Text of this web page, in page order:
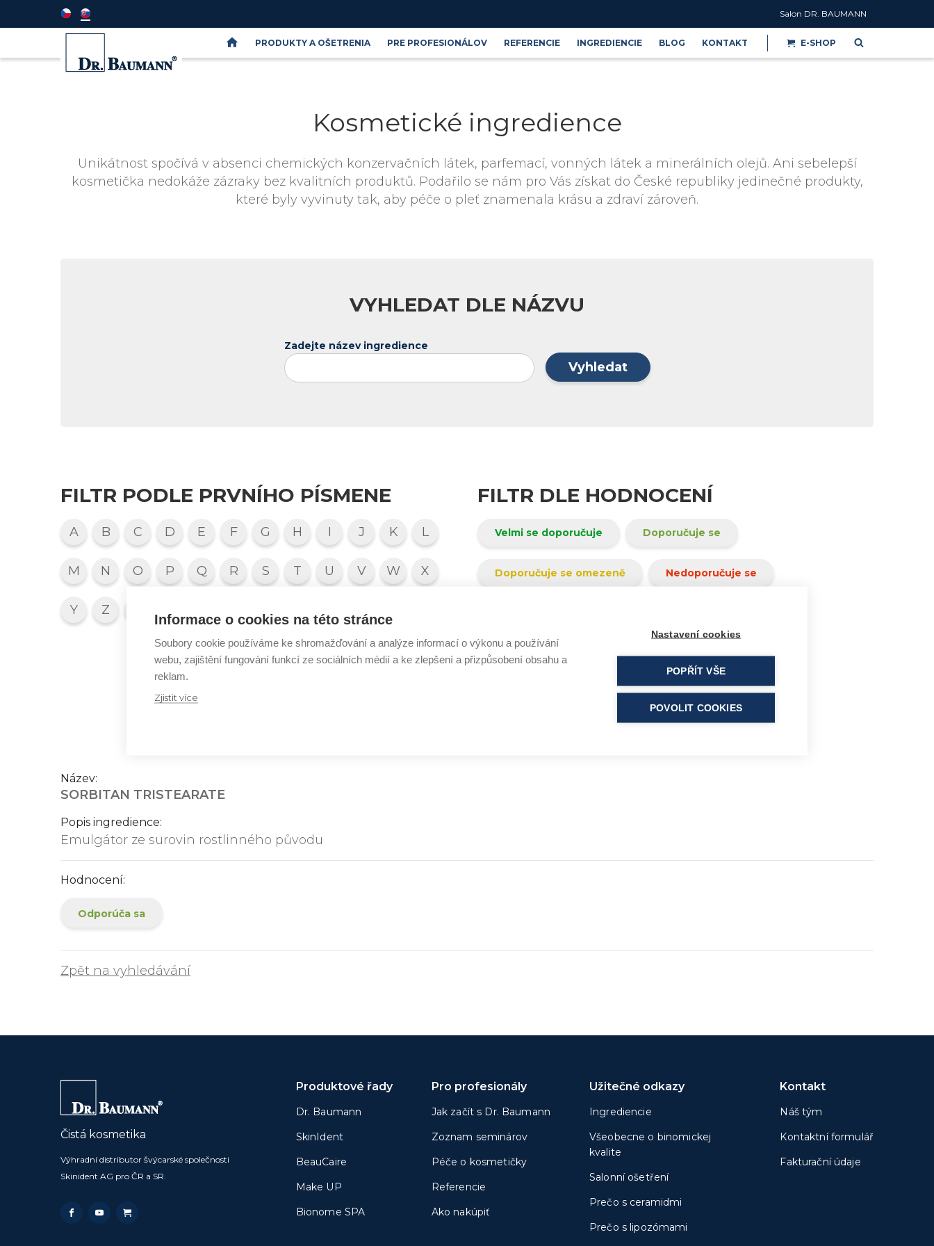
Salon DR. BAUMANN
PRODUKTY A OŠETRENIA PRE PROFESIONÁLOV REFERENCIE INGREDIENCIE BLOG KONTAKT E-SHOP
Kosmetické ingredience
Unikátnost spočívá v absenci chemických konzervačních látek, parfemací, vonných látek a minerálních olejů. Ani sebelepší
kosmetička nedokáže zázraky bez kvalitních produktů. Podařilo se nám pro Vás získat do České republiky jedinečné produkty,
které byly vyvinuty tak, aby péče o pleť znamenala krásu a zdraví zároveň.
VYHLEDAT DLE NÁZVU
Zadejte název ingredience
Vyhledat
FILTR PODLE PRVNÍHO PÍSMENE
A B C D E F G H I J K L
M N O P Q R S T U V W X
Y Z
FILTR DLE HODNOCENÍ
Velmi se doporučuje Doporučuje se
Doporučuje se omezeně Nedoporučuje se
Název:
SORBITAN TRISTEARATE
Popis ingredience:
Emulgátor ze surovin rostlinného původu
Hodnocení:
Odporúča sa
Zpět na vyhledávání
Čistá kosmetika
Výhradní distributor švýcarské společnosti
Skinident AG pro ČR a SR.
Produktové řady
Dr. Baumann
SkinIdent
BeauCaire
Make UP
Bionome SPA
Pro profesionály
Jak začít s Dr. Baumann
Zoznam seminárov
Péče o kosmetičky
Referencie
Ako nakúpiť
Užitečné odkazy
Ingrediencie
Všeobecne o binomickej
kvalite
Salonní ošetření
Prečo s ceramidmi
Prečo s lipozómami
Kontakt
Náš tým
Kontaktní formulář
Fakturační údaje
Informace o cookies na této stránce
Soubory cookie používáme ke shromažďování a analýze informací o výkonu a používání
webu, zajištění fungování funkcí ze sociálních médií a ke zlepšení a přizpůsobení obsahu a
reklam.
Zjistit více
Nastavení cookies
POPŘÍT VŠE
POVOLIT COOKIES